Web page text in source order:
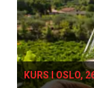
Events
single
KURS I OSLO,